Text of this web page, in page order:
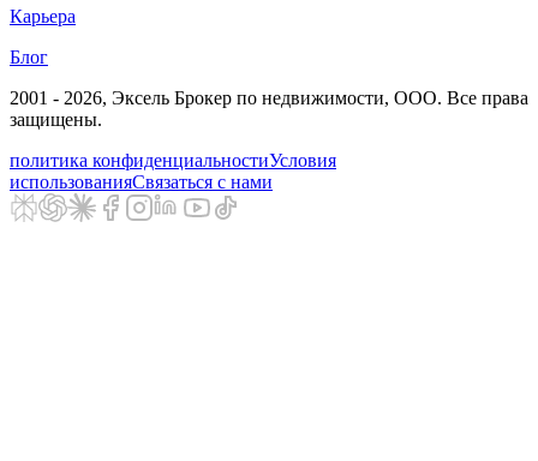
Карьера
Блог
2001 - 2026, Эксель Брокер по недвижимости, ООО. Все права
защищены.
политика конфиденциальностиУсловия
использованияСвязаться с нами